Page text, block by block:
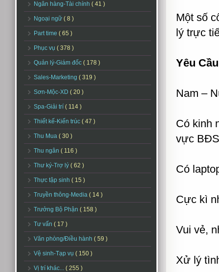
Ngân hàng-Tài chính ( 41 )
Ngoại ngữ ( 8 )
Part time ( 65 )
Phục vụ ( 378 )
Quản lý-Giám đốc ( 178 )
Sales-Marketing ( 319 )
Sơn-Mộc-XD ( 20 )
Spa-Giải trí ( 114 )
Thiết kế-Kiến trúc ( 47 )
Thu Mua ( 30 )
Thu ngân ( 116 )
Thư ký-Trợ lý ( 62 )
Thực tập sinh ( 15 )
Truyền thông-Media ( 14 )
Trưởng Bộ Phận ( 158 )
Tư vấn ( 17 )
Văn phòng/Điều hành ( 59 )
Vệ sinh-Tạp vụ ( 150 )
Vị trí khác... ( 255 )
Một số
lý trực
Yêu Cầu
Nam –
Có kinh
vực BĐS
Có
Cực kì
Vui vẻ,
Xử lý